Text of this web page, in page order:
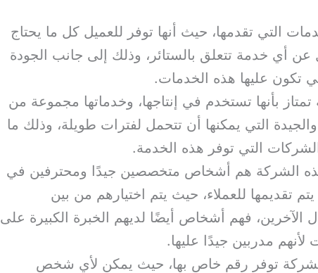
التي تقدمها، حيث أنها توفر للعميل كل ما يحتاج
عن أي خدمة تتعلق بالستائر، وذلك إلى جانب الجودة
تكون عليها هذه الخدمات.
بأنها تستخدم في إنتاجها، وخدماتها مجموعة من
التي يمكنها أن تتحمل لفترات طويلة، وذلك ما
التي توفر هذه الخدمة.
الشركة هم أشخاص متخصصين جيدًا ومحترفين في
تقديمها للعملاء، حيث يتم اختيارهم من بين
الآخرين، فهم أشخاص أيضًا لديهم الخبرة الكبيرة على
لأنهم مدربين جيدًا عليها.
الشركة توفر رقم خاص بها، حيث يمكن لأي شخص